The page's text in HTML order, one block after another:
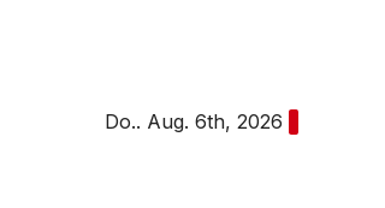
Do.. Aug. 6th, 2026